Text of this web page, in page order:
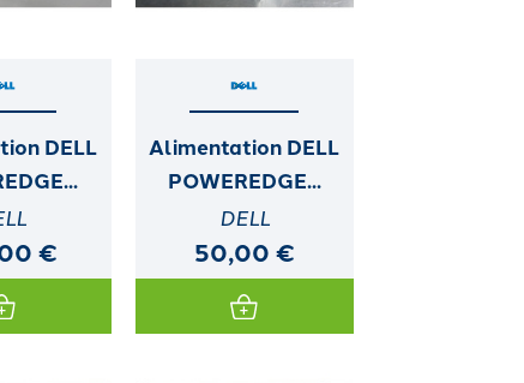
DELL
€
Alimentation DELL
POWEREDGE...
DELL
50,00 €